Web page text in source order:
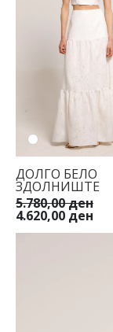
ДОЛГО БЕЛО
ЗДОЛНИШТЕ
5.780,00 ден
4.620,00 ден